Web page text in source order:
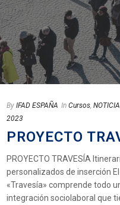
By IFAD ESPAÑA In Cursos,
2023
PROYECTO
PROYECTO TRAVESÍA
personalizados de inserción
«Travesía» comprende todo
integración sociolaboral que